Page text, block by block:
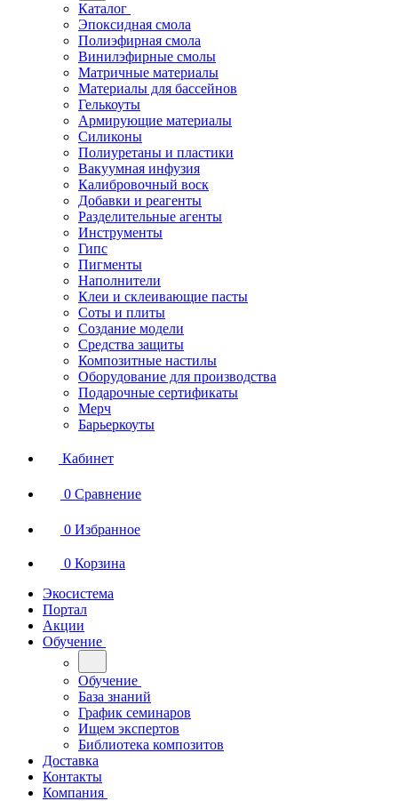
Каталог
Эпоксидная смола
Полиэфирная смола
Винилэфирные смолы
Матричные материалы
Материалы для бассейнов
Гелькоуты
Армирующие материалы
Силиконы
Полиуретаны и пластики
Вакуумная инфузия
Калибровочный воск
Добавки и реагенты
Разделительные агенты
Инструменты
Гипс
Пигменты
Наполнители
Клеи и склеивающие пасты
Соты и плиты
Создание модели
Средства защиты
Композитные настилы
Оборудование для производства
Подарочные сертификаты
Мерч
Барьеркоуты
Кабинет
0 Сравнение
0 Избранное
0 Корзина
Экосистема
Портал
Акции
Обучение
Обучение
База знаний
График семинаров
Ищем экспертов
Библиотека композитов
Доставка
Контакты
Компания